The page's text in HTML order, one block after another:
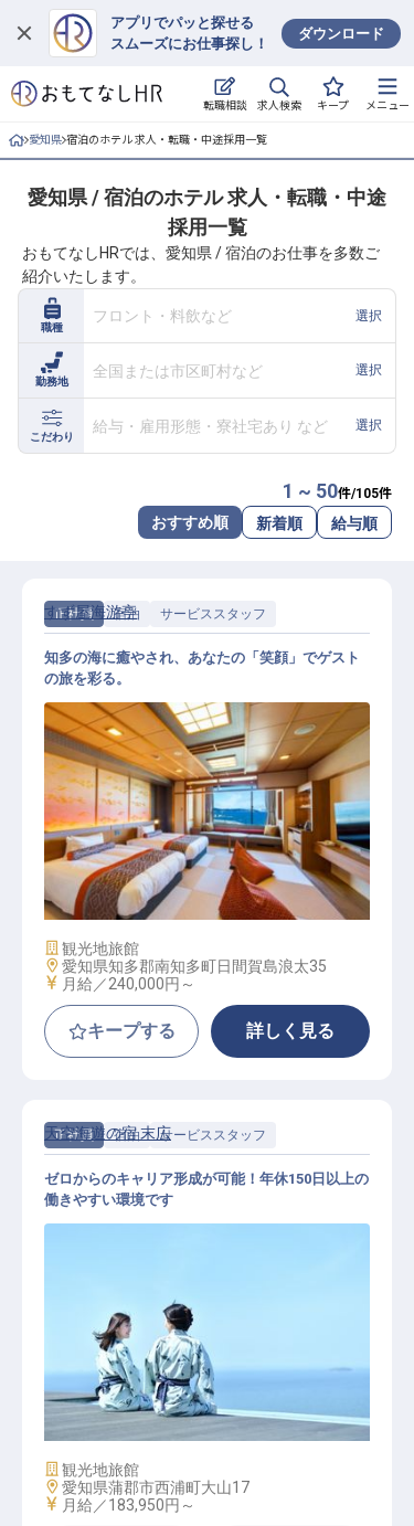
アプリでパッと探せる
スムーズにお仕事探し！
ダウンロード
転職相談 求人検索 キープ メニュー
ログイン
求人・施設を探す
就職・転職 合同説明会
おもてなしHRについて
ご利用の流れ
よくある質問
ホテル・宿泊業界情報コラム
転職サポートに申し込む
愛知県 宿泊のホテル 求人・転職・中途採用一覧
愛知県 / 宿泊のホテル 求人・転職・中途
採用一覧
おもてなしHRでは、愛知県 / 宿泊のお仕事を多数ご
紹介いたします。
職種
フロント・料飲など 選択
勤務地
全国または市区町村など 選択
こだわり
給与・雇用形態・寮社宅あり など 選択
1 ~ 50件/105件
おすすめ順 新着順 給与順
正社員 宿泊 サービススタッフ
接客サービス
すず屋海游亭
知多の海に癒やされ、あなたの「笑顔」でゲスト
の旅を彩る。
施設業態
観光地旅館
勤務地
愛知県知多郡南知多町日間賀島浪太35
給与
月給／240,000円～
キープする 詳しく見る
正社員 宿泊 サービススタッフ
接客部門業務
天空海遊の宿 末広
ゼロからのキャリア形成が可能！年休150日以上の
働きやすい環境です
施設業態
観光地旅館
勤務地
愛知県蒲郡市西浦町大山17
給与
月給／183,950円～